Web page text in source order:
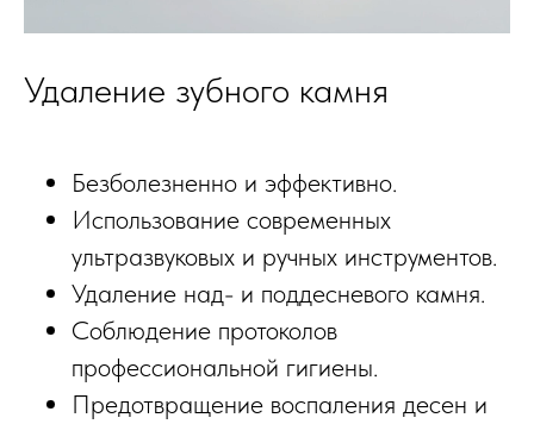
Удаление зубного камня
Безболезненно и эффективно.
Использование современных
ультразвуковых и ручных инструментов.
Удаление над- и поддесневого камня.
Соблюдение протоколов
профессиональной гигиены.
Предотвращение воспаления десен и